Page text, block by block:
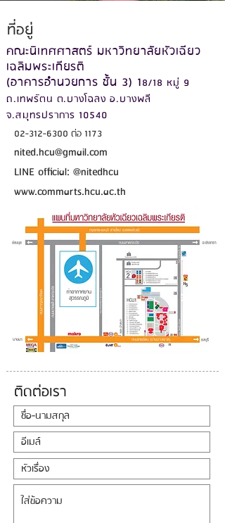
ที่อยู่
คณะนิเทศศาสตร์ มหาวิทยาลัยหัวเฉียว
เฉลิมพระเกียรติ
(อาคารอำนวยการ ชั้น 3) 18/18 หมู่ 9
ถ.เทพรัตน ต.บางโฉลง อ.บางพลี
จ.สมุทรปราการ 10540
02-312-6300 ต่อ 1173
nited.hcu@gmail.com
LINE official: @nitedhcu
www.commarts.hcu.ac.th
ติดต่อเรา